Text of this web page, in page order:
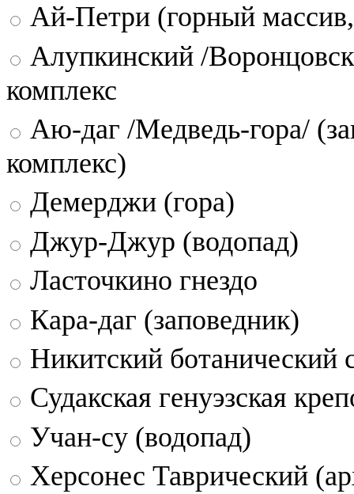
Ай-Петри (горный
Алупкинский /
комплекс
Аю-даг /Медведь-гора/
комплекс)
Демерджи (гора)
Джур-Джур (водопад)
Ласточкино гнездо
Кара-даг (заповедник)
Никитский ботанический
Судакская генуэзская
Учан-су (водопад)
Херсонес Таврический